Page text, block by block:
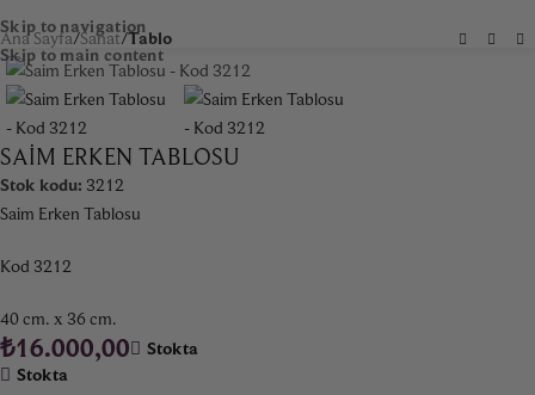
Skip to navigation
Skip to main content
Ana Sayfa Sanat Tablo
SAIM ERKEN TABLOSU
Stok kodu: 3212
Saim Erken Tablosu
Kod 3212
40 cm. x 36 cm.
₺16.000,00
Stokta
Stokta